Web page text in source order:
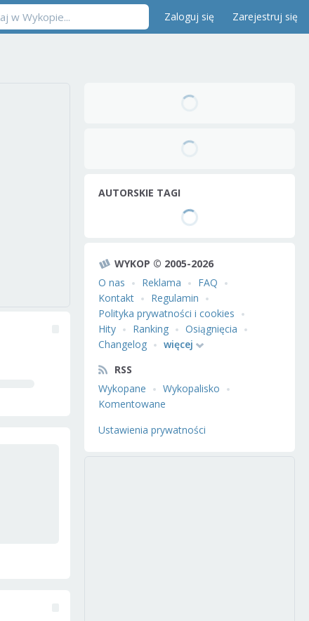
Zaloguj się Zarejestruj się
AUTORSKIE TAGI
WYKOP © 2005-2026
O nas
Reklama
FAQ
Kontakt
Regulamin
Polityka prywatności i cookies
Hity
Ranking
Osiągnięcia
Changelog
więcej
RSS
Wykopane
Wykopalisko
Komentowane
Ustawienia prywatności